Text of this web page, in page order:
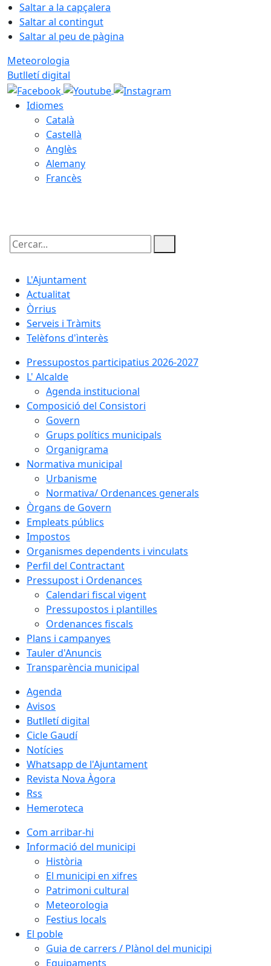
Saltar a la capçalera
Saltar al contingut
Saltar al peu de pàgina
Meteorologia
Butlletí digital
Idiomes
Català
Castellà
Anglès
Alemany
Francès
Cercar:
L'Ajuntament
Actualitat
Òrrius
Serveis i Tràmits
Telèfons d'ìnterès
Pressupostos participatius 2026-2027
L' Alcalde
Agenda institucional
Composició del Consistori
Govern
Grups polítics municipals
Organigrama
Normativa municipal
Urbanisme
Normativa/ Ordenances generals
Òrgans de Govern
Empleats públics
Impostos
Organismes dependents i vinculats
Perfil del Contractant
Pressupost i Ordenances
Calendari fiscal vigent
Pressupostos i plantilles
Ordenances fiscals
Plans i campanyes
Tauler d'Anuncis
Transparència municipal
Agenda
Avisos
Butlletí digital
Cicle Gaudí
Notícies
Whatsapp de l'Ajuntament
Revista Nova Àgora
Rss
Hemeroteca
Com arribar-hi
Informació del municipi
Història
El municipi en xifres
Patrimoni cultural
Meteorologia
Festius locals
El poble
Guia de carrers / Plànol del municipi
Equipaments